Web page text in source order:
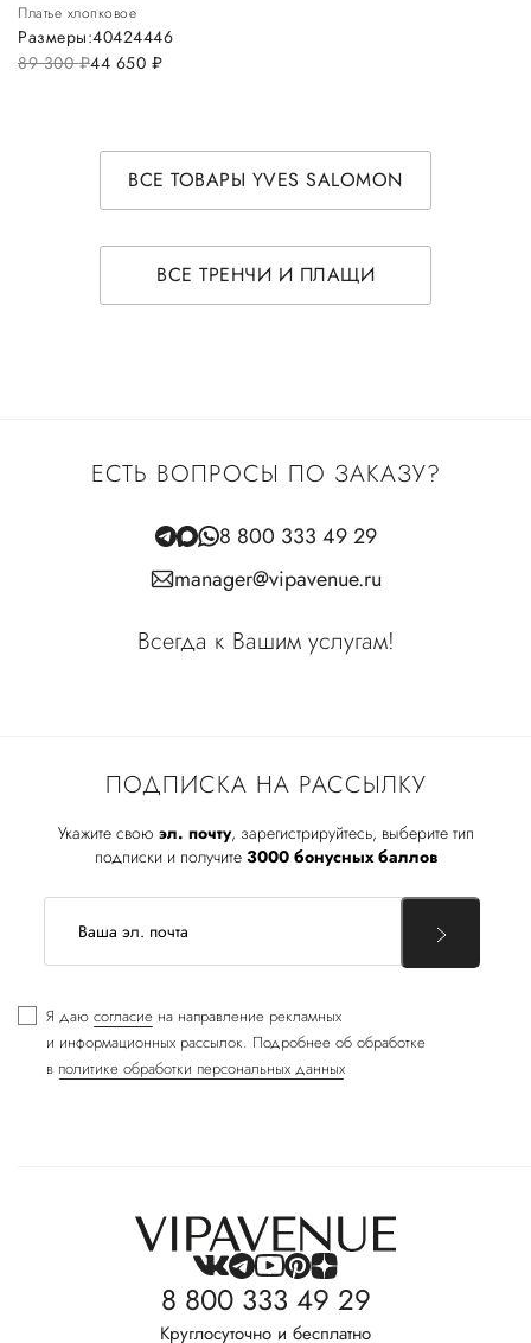
Платье хлопковое
89 300руб.44 650 руб.
Размеры:40424446
ВСЕ ТОВАРЫ YVES SALOMON
ВСЕ ТРЕНЧИ И ПЛАЩИ
ПОДПИСКА НА РАССЫЛКУ
Укажите свою эл. почту, зарегистрируйтесь, выберите тип
подписки и получите 3000 бонусных баллов
Я даю согласие на направление рекламных
и информационных рассылок. Подробнее об обработке
в политике обработки персональных данных
ЕСТЬ ВОПРОСЫ ПО ЗАКАЗУ?
8 800 333 49 29
manager@vipavenue.ru
Всегда к Вашим услугам!
8 800 333 49 29
Круглосуточно и бесплатно